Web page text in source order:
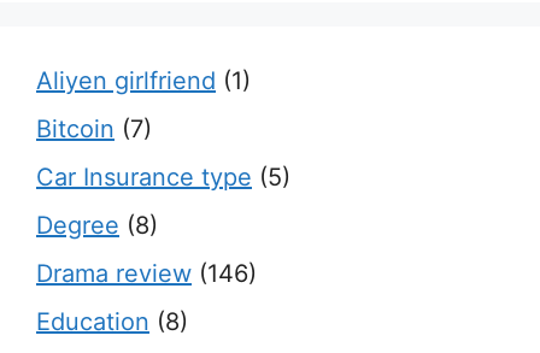
Aliyen girlfriend (1)
Bitcoin (7)
Car Insurance type (5)
Degree (8)
Drama review (146)
Education (8)